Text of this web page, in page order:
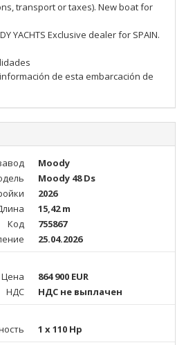
transport or taxes). New boat for
YACHTS Exclusive dealer for SPAIN.
de esta embarcación de
Moody
Moody 48 Ds
2026
15,42 m
Код
755867
25.04.2026
Цена
864 900 EUR
НДС
НДС не выплачен
1 x 110 Hp